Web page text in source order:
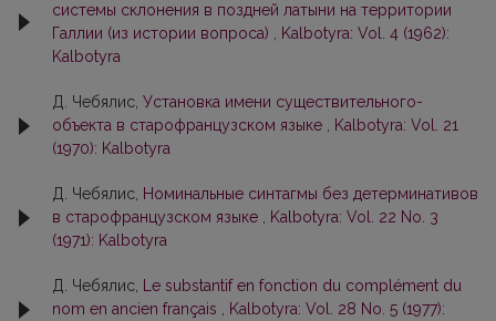
системы склонения в поздней латыни на территории
Галлии (из истории вопроса)
Kalbotyra: Vol. 4 (1962):
Kalbotyra
Д. Чебялис, Установка имени существительного-
объекта в старофранцузском языке
Kalbotyra: Vol. 21
(1970): Kalbotyra
Д. Чебялис, Номинальные синтагмы без детерминативов
в старофранцузском языке
Kalbotyra: Vol. 22 No. 3
(1971): Kalbotyra
Д. Чебялис,
Le substantif en fonction du complément du
nom en ancien français
Kalbotyra: Vol. 28 No. 5 (1977):